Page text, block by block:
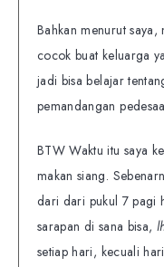
Bahkan menurut
cocok buat keluarga
jadi bisa belajar
pemandangan
BTW Waktu itu saya ke
makan siang.
dari dari pukul 7 pagi
sarapan di sana bisa,
setiap hari, kecuali